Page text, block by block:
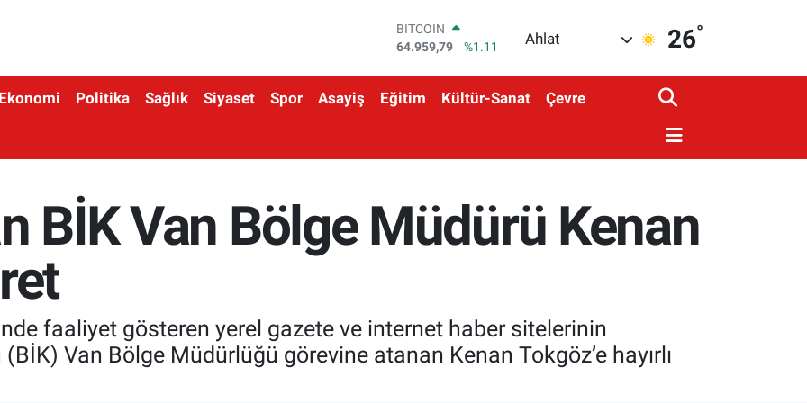
DOLAR
47,7436
%0.18
STERLİN
BITCOIN
64.959,79
Ahlat 26°
Ekonomi Politika Sağlık Siyaset Spor Asayiş Eğitim Kültür-Sanat Çevre
BİK Van Bölge Müdürü Kenan
faaliyet gösteren yerel gazete ve internet haber sitelerinin
Van Bölge Müdürlüğü görevine atanan Kenan Tokgöz’e hayırlı